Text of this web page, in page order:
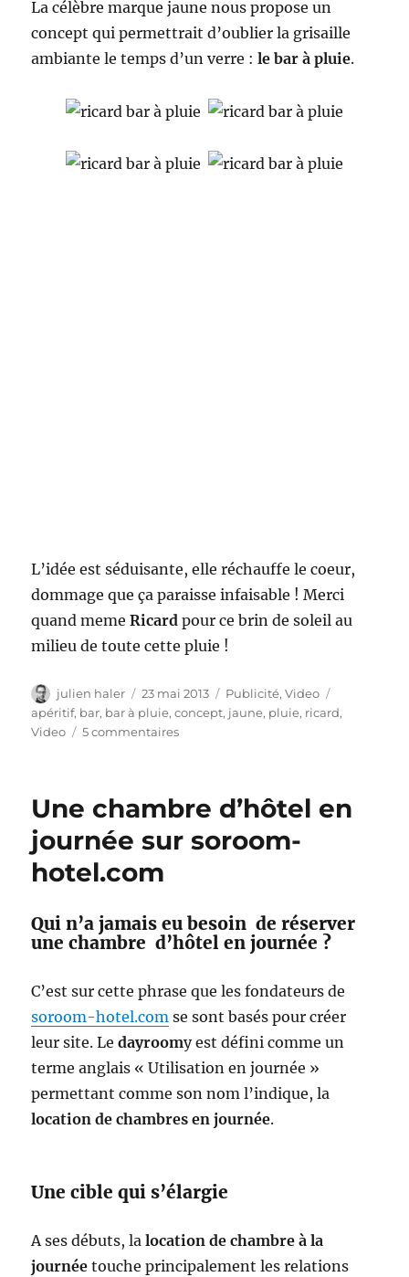
La célèbre marque jaune nous propose un
concept qui permettrait d’oublier la grisaille
ambiante le temps d’un verre :le bar à pluie.
L’idée est séduisante, elle réchauffe le coeur,
dommage que ça paraisse infaisable ! Merci
quand memeRicardpour ce brin de soleil au
milieu de toute cette pluie !
Auteur
julien haler
Publié
le
23 mai 2013 Catégories
Publicité,Video
apéritif, bar, bar à pluie,concept, jaune, pluie, ricard,
Video
5 commentairessur
bar
pluie
Une chambre d’hôtel en
journée sur soroom-
hotel.com
Qui n’a jamais eu besoin de réserver
une chambre d’hôtel en journée ?
C’est sur cette phrase que les fondateurs de
soroom-hotel.com se sont basés pour créer
leur site. Ledayroomy est défini comme un
terme anglais « Utilisation en journée »
permettant comme son nom l’indique, la
location de chambres en journée.
Une cible qui s’élargie
A ses débuts, lalocation de chambre à la
journée touche principalement les relations